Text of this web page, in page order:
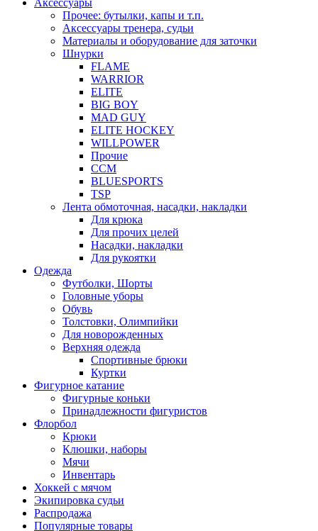
Прочее: бутылки, капы и т.п.
Аксессуары тренера, судьи
Материалы и оборудование для заточки
Шнурки
FLAME
WARRIOR
ELITE
BIG BOY
MAD GUY
ELITE HOCKEY
WILLPOWER
Прочие
CCM
BLUESPORTS
TSP
Лента обмоточная, насадки, накладки
Для крюка
Для прочих целей
Насадки, накладки
Для рукоятки
Одежда
Футболки, Шорты
Головные уборы
Обувь
Толстовки, Олимпийки
Для новорожденных
Верхняя одежда
Спортивные брюки
Куртки
Фигурное катание
Фигурные коньки
Принадлежности фигуристов
Флорбол
Крюки
Клюшки, наборы
Мячи
Инвентарь
Хоккей с мячом
Экипировка судьи
Распродажа
Популярные товары